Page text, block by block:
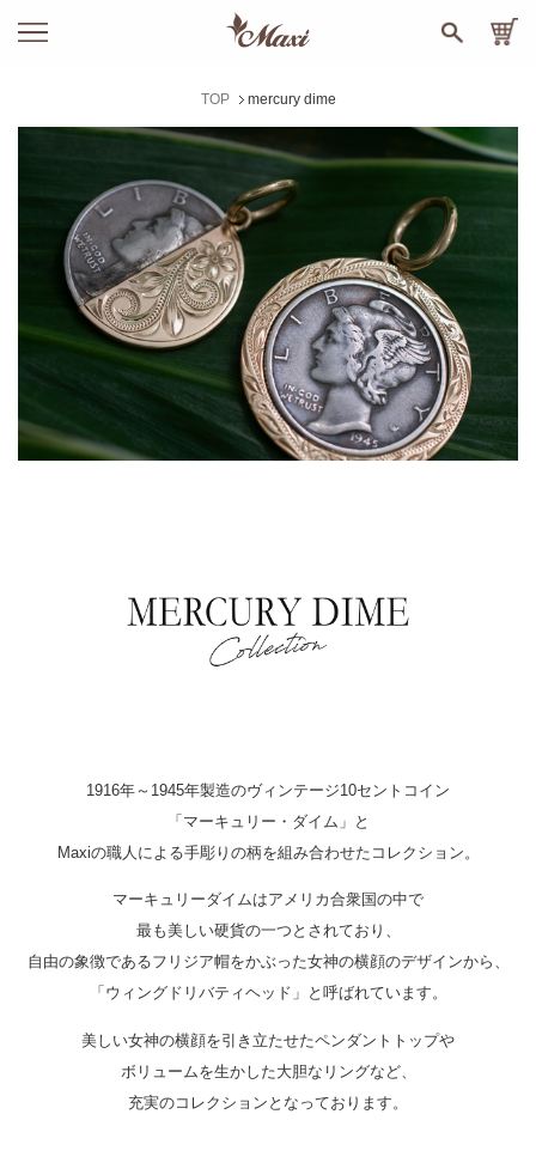
TOP mercury dime
1916年～1945年製造のヴィンテージ10セントコイン
「マーキュリー・ダイム」と
Maxiの職人による手彫りの柄を組み合わせたコレクション。
マーキュリーダイムはアメリカ合衆国の中で
最も美しい硬貨の一つとされており、
自由の象徴であるフリジア帽をかぶった女神の横顔のデザインから、
「ウィングドリバティヘッド」と呼ばれています。
美しい女神の横顔を引き立たせたペンダントトップや
ボリュームを生かした大胆なリングなど、
充実のコレクションとなっております。